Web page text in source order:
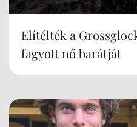
Elítélték a
fagyott nő barátját